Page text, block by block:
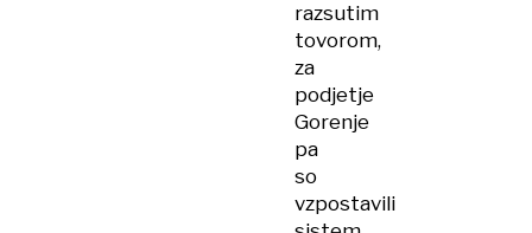
razsutim
tovorom,
za
podjetje
Gorenje
pa
so
vzpostavili